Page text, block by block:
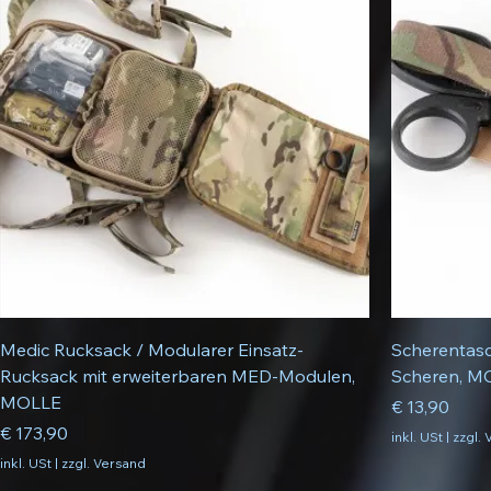
Medic Rucksack / Modularer Einsatz-
Rucksack mit erweiterbaren MED-Modulen,
MOLLE
Preis
€ 173,90
inkl. USt| zzgl. Versand
Scheren,
Preis
€ 13,90
inkl. USt| zzgl.